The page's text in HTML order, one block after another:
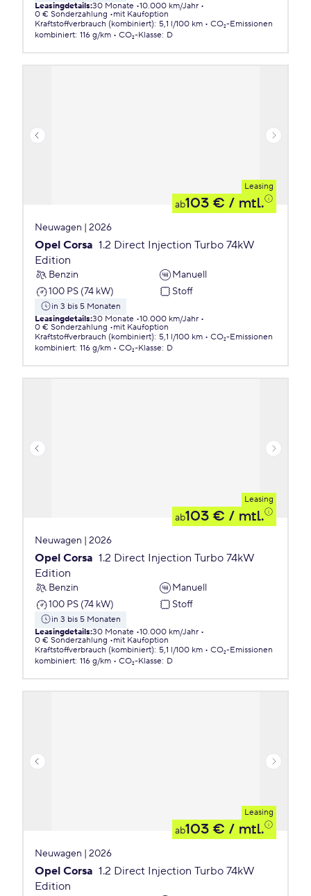
Leasingdetails:30 Monate 10.000 km/Jahr
0 € Sonderzahlung
mit Kaufoption
Kraftstoffverbrauch (kombiniert): 5,1 l/100 km
CO₂-Emissionen
kombiniert: 116 g/km CO₂-Klasse: D
Leasing
ab103 € / mtl.
Neuwagen | 2026
Opel Corsa 1.2 Direct Injection Turbo 74kW
Edition
Benzin
Manuell
100 PS (74 kW)
Stoff
in 3 bis 5 Monaten
Leasingdetails:30 Monate 10.000 km/Jahr
0 € Sonderzahlung
mit Kaufoption
Kraftstoffverbrauch (kombiniert): 5,1 l/100 km
CO₂-Emissionen
kombiniert: 116 g/km CO₂-Klasse: D
Leasing
ab103 € / mtl.
Neuwagen | 2026
Opel Corsa 1.2 Direct Injection Turbo 74kW
Edition
Benzin
Manuell
100 PS (74 kW)
Stoff
in 3 bis 5 Monaten
Leasingdetails:30 Monate 10.000 km/Jahr
0 € Sonderzahlung
mit Kaufoption
Kraftstoffverbrauch (kombiniert): 5,1 l/100 km
CO₂-Emissionen
kombiniert: 116 g/km CO₂-Klasse: D
Leasing
ab103 € / mtl.
Neuwagen | 2026
Opel Corsa 1.2 Direct Injection Turbo 74kW
Edition